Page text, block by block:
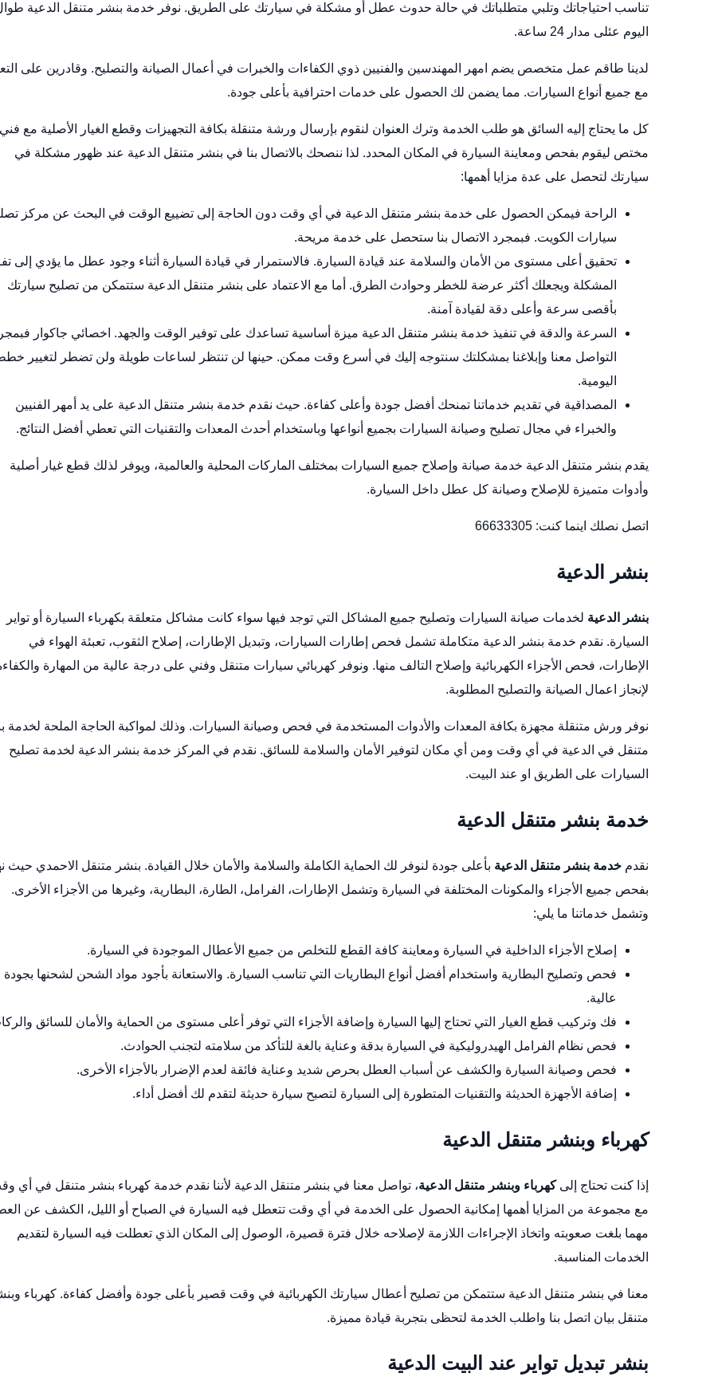
تناسب احتياجاتك وتلبي متطلباتك في حالة حدوث عطل أو مشكلة في سيارتك على الطريق. نوفر خدمة بنشر متنقل الدعية
اليوم عئلى مدار 24 ساعة.
لدينا طاقم عمل متخصص يضم امهر المهندسين والفنيين ذوي الكفاءات والخبرات في أعمال الصيانة والتصليح. وقادرين على
مع جميع أنواع السيارات. مما يضمن لك الحصول على خدمات احترافية بأعلى جودة.
كل ما يحتاج إليه السائق هو طلب الخدمة وترك العنوان لنقوم بإرسال ورشة متنقلة بكافة التجهيزات وقطع الغيار الأصلية مع فني
مختص ليقوم بفحص ومعاينة السيارة في المكان المحدد. لذا ننصحك بالاتصال بنا في بنشر متنقل الدعية عند ظهور مشكلة في
سيارتك لتحصل على عدة مزايا أهمها:
الراحة فيمكن الحصول على خدمة بنشر متنقل الدعية في أي وقت دون الحاجة إلى تضييع الوقت في البحث عن مركز
سيارات الكويت. فبمجرد الاتصال بنا ستحصل على خدمة مريحة.
تحقيق أعلى مستوى من الأمان والسلامة عند قيادة السيارة. فالاستمرار في قيادة السيارة أثناء وجود عطل ما يؤدي إلى
المشكلة ويجعلك أكثر عرضة للخطر وحوادث الطرق. أما مع الاعتماد على بنشر متنقل الدعية ستتمكن من تصليح سيارتك
بأقصى سرعة وأعلى دقة لقيادة آمنة.
السرعة والدقة في تنفيذ خدمة بنشر متنقل الدعية ميزة أساسية تساعدك على توفير الوقت والجهد. اخصائي جاكوار
التواصل معنا وإبلاغنا بمشكلتك سنتوجه إليك في أسرع وقت ممكن. حينها لن تنتظر لساعات طويلة ولن تضطر لتغيير
اليومية.
المصداقية في تقديم خدماتنا تمنحك أفضل جودة وأعلى كفاءة. حيث نقدم خدمة بنشر متنقل الدعية على يد أمهر الفنيين
والخبراء في مجال تصليح وصيانة السيارات بجميع أنواعها وباستخدام أحدث المعدات والتقنيات التي تعطي أفضل النتائج.
يقدم بنشر متنقل الدعية خدمة صيانة وإصلاح جميع السيارات بمختلف الماركات المحلية والعالمية، ويوفر لذلك قطع غيار أصلية
وأدوات متميزة للإصلاح وصيانة كل عطل داخل السيارة.
اتصل نصلك اينما كنت: 66633305
بنشر الدعية
بنشر الدعية لخدمات صيانة السيارات وتصليح جميع المشاكل التي توجد فيها سواء كانت مشاكل متعلقة بكهرباء السيارة أو تواير
السيارة. نقدم خدمة بنشر الدعية متكاملة تشمل فحص إطارات السيارات، وتبديل الإطارات، إصلاح الثقوب، تعبئة الهواء في
الإطارات، فحص الأجزاء الكهربائية وإصلاح التالف منها. ونوفر كهربائي سيارات متنقل وفني على درجة عالية من المهارة
لإنجاز اعمال الصيانة والتصليح المطلوبة.
نوفر ورش متنقلة مجهزة بكافة المعدات والأدوات المستخدمة في فحص وصيانة السيارات. وذلك لمواكبة الحاجة الملحة لخدمة
متنقل في الدعية في أي وقت ومن أي مكان لتوفير الأمان والسلامة للسائق. نقدم في المركز خدمة بنشر الدعية لخدمة تصليح
السيارات على الطريق او عند البيت.
خدمة بنشر متنقل الدعية
نقدم خدمة بنشر متنقل الدعية بأعلى جودة لنوفر لك الحماية الكاملة والسلامة والأمان خلال القيادة. بنشر متنقل الاحمدي حيث
بفحص جميع الأجزاء والمكونات المختلفة في السيارة وتشمل الإطارات، الفرامل، الطارة، البطارية، وغيرها من الأجزاء الأخرى.
وتشمل خدماتنا ما يلي:
إصلاح الأجزاء الداخلية في السيارة ومعاينة كافة القطع للتخلص من جميع الأعطال الموجودة في السيارة.
فحص وتصليح البطارية واستخدام أفضل أنواع البطاريات التي تناسب السيارة. والاستعانة بأجود مواد الشحن لشحنها بجودة
عالية.
فك وتركيب قطع الغيار التي تحتاج إليها السيارة وإضافة الأجزاء التي توفر أعلى مستوى من الحماية والأمان للسائق
فحص نظام الفرامل الهيدروليكية في السيارة بدقة وعناية بالغة للتأكد من سلامته لتجنب الحوادث.
فحص وصيانة السيارة والكشف عن أسباب العطل بحرص شديد وعناية فائقة لعدم الإضرار بالأجزاء الأخرى.
إضافة الأجهزة الحديثة والتقنيات المتطورة إلى السيارة لتصبح سيارة حديثة لتقدم لك أفضل أداء.
كهرباء وبنشر متنقل الدعية
إذا كنت تحتاج إلىكهرباء وبنشر متنقل الدعية، تواصل معنا في بنشر متنقل الدعية لأننا نقدم خدمة كهرباء بنشر متنقل في أي
مع مجموعة من المزايا أهمها إمكانية الحصول على الخدمة في أي وقت تتعطل فيه السيارة في الصباح أو الليل، الكشف عن
مهما بلغت صعوبته واتخاذ الإجراءات اللازمة لإصلاحه خلال فترة قصيرة، الوصول إلى المكان الذي تعطلت فيه السيارة لتقديم
الخدمات المناسبة.
معنا في بنشر متنقل الدعية ستتمكن من تصليح أعطال سيارتك الكهربائية في وقت قصير بأعلى جودة وأفضل كفاءة. كهرباء
متنقل بيان اتصل بنا واطلب الخدمة لتحظى بتجربة قيادة مميزة.
بنشر تبديل تواير عند البيت الدعية